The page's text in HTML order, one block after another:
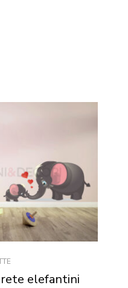
elefantini